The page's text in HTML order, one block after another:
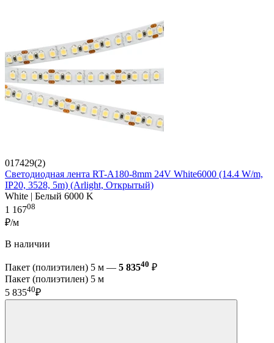
017429(2)
Светодиодная лента RT-A180-8mm 24V White6000 (14.4 W/m,
IP20, 3528, 5m) (Arlight, Открытый)
White | Белый 6000 K
1 16708
₽/м
В наличии
Пакет (полиэтилен) 5 м — 5 83540 ₽
Пакет (полиэтилен) 5 м
5 83540₽